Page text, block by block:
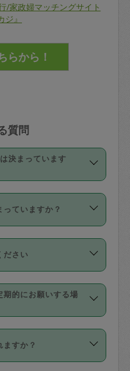
/家政婦マッチングサイト
ジ』
質問
決まっています
定です。3時間を
は、延長機能をご
ご利用いただくに
が必要です。な
も、値引き等はござ
ていますか？
らタスカジさん自
しています。
定には最初は制限
、レビューの平均
可能な最高額が上
っています。
ださい
トカード（Visa／
EXPRESS／
なります。
さい。プロフィー
ただかなくても大
期的にお願いする場
と「定期（毎週｜
期」の依頼は「ス
金でご利用できま
すか？